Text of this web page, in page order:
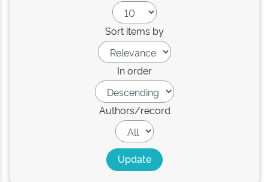
Sort items by
In order
Authors/record